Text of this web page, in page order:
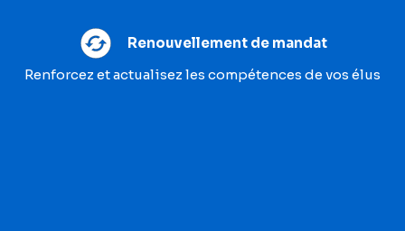
Renouvellement de mandat
Renforcez et actualisez les compétences de vos élus